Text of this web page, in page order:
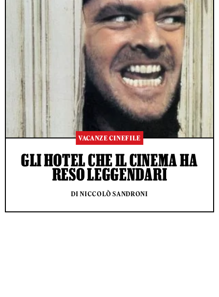
VACANZE CINEFILE
GLI HOTEL CHE IL CINEMA HA
RESO LEGGENDARI
DI NICCOLÒ SANDRONI